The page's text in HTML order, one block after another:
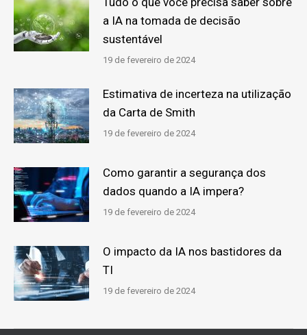
a IA na tomada de decisão
sustentável
19 de fevereiro de 2024
Estimativa de incerteza na utilização
da Carta de Smith
19 de fevereiro de 2024
Como garantir a segurança dos
dados quando a IA impera?
19 de fevereiro de 2024
O impacto da IA nos bastidores da
TI
19 de fevereiro de 2024